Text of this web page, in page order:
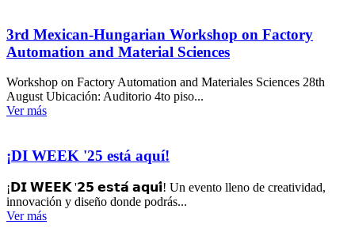
3rd Mexican-Hungarian Workshop on Factory
Automation and Material Sciences
Workshop on Factory Automation and Materiales Sciences 28th
August Ubicación: Auditorio 4to piso...
Ver más
¡DI WEEK '25 está aquí!
¡𝗗𝗜 𝗪𝗘𝗘𝗞 '𝟮𝟱 𝗲𝘀𝘁𝗮́ 𝗮𝗾𝘂𝗶́! Un evento lleno de creatividad,
innovación y diseño donde podrás...
Ver más